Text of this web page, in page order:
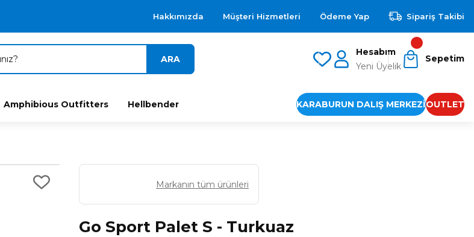
Hakkımızda Müşteri Hizmetleri Ödeme Yap Sipariş Takibi
ARA
Hesabım
Yeni Üyelik
Sepetim
Amphibious Outfitters Hellbender KARABURUN DALIŞ MERKEZİOUTLET
Markanın tüm ürünleri
Go Sport Palet S - Turkuaz